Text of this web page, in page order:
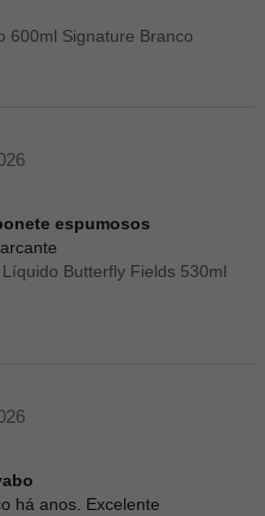
600ml Signature Branco
espumosos
Butterfly Fields 530ml
há anos. Excelente